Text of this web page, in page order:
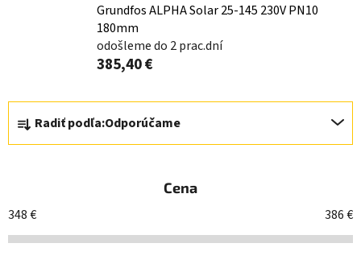
Grundfos ALPHA Solar 25-145 230V PN10
180mm
odošleme do 2 prac.dní
385,40 €
R
a
d
i
e
Radiť podľa:Odporúčame
Cena
348€ 386€